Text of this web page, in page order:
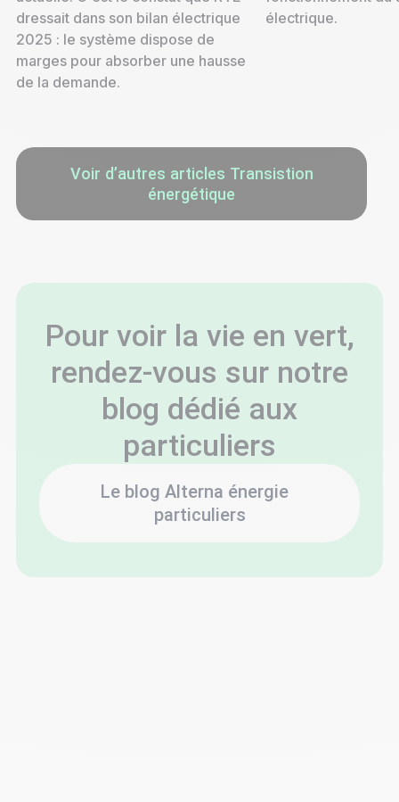
dressait dans son bilan électrique
2025 : le système dispose de
marges pour absorber une hausse
de la demande.
électrique.
Voir d’autres articles Transistion
énergétique
Pour voir la vie en vert,
rendez-vous sur notre
blog dédié aux
particuliers
Le blog Alterna énergie
particuliers